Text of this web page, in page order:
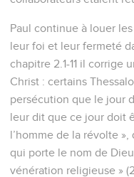
Paul continue à louer
leur foi et leur fermeté
chapitre 2.1-11 il corrige
Christ : certains
persécution que le jour
leur dit que ce jour doit
l’homme de la révolte »,
qui porte le nom de
vénération religieuse »